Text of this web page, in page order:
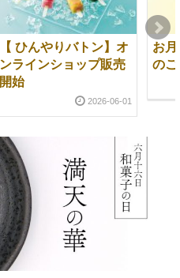
【 ひんやりバトン】オ
ンラインショップ販売
開始
2026-06-01
お
の